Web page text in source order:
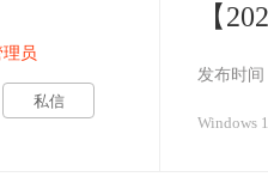
›
【
发布时间
Windows
理员
私信